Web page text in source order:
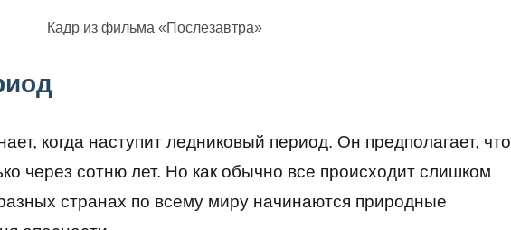
Кадр из фильма «Послезавтра»
когда наступит ледниковый период. Он предполагает, что
через сотню лет. Но как обычно все происходит слишком
странах по всему миру начинаются природные